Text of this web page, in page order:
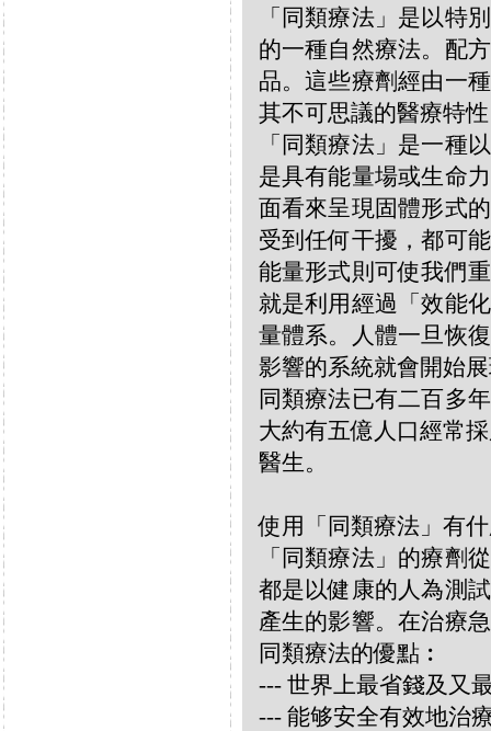
「同類療法」是以特
的一種自然療法。配
品。這些療劑經由一
其不可思議的醫療特
「同類療法」是一種
是具有能量場或生命
面看來呈現固體形式
受到任何干擾，都可
能量形式則可使我們
就是利用經過「效能
量體系。人體一旦恢
影響的系統就會開始
同類療法已有二百多
大約有五億人口經常
醫生。
使用「同類療法」有
「同類療法」的療劑
都是以健康的人為測
產生的影響。在治療
同類療法的優點︰
--- 世界上最省錢及又
--- 能够安全有效地治